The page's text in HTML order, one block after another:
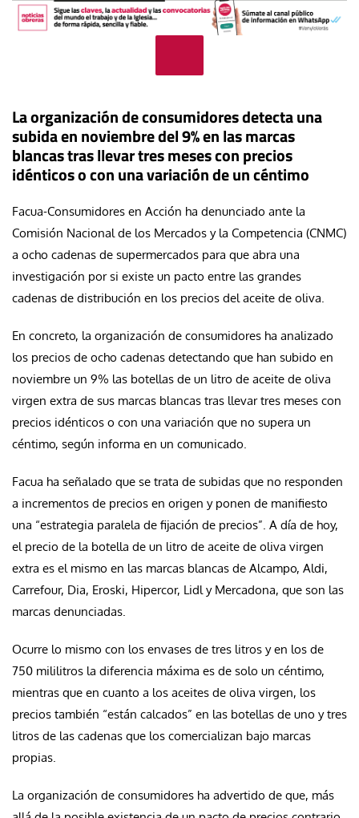
La organización de consumidores detecta una
subida en noviembre del 9% en las marcas
blancas tras llevar tres meses con precios
idénticos o con una variación de un céntimo
Facua-Consumidores en Acción ha denunciado ante la
Comisión Nacional de los Mercados y la Competencia (CNMC)
a ocho cadenas de supermercados para que abra una
investigación por si existe un pacto entre las grandes
cadenas de distribución en los precios del aceite de oliva.
En concreto, la organización de consumidores ha analizado
los precios de ocho cadenas detectando que han subido en
noviembre un 9% las botellas de un litro de aceite de oliva
virgen extra de sus marcas blancas tras llevar tres meses con
precios idénticos o con una variación que no supera un
céntimo, según informa en un comunicado.
Facua ha señalado que se trata de subidas que no responden
a incrementos de precios en origen y ponen de manifiesto
una “estrategia paralela de fijación de precios”. A día de hoy,
el precio de la botella de un litro de aceite de oliva virgen
extra es el mismo en las marcas blancas de Alcampo, Aldi,
Carrefour, Dia, Eroski, Hipercor, Lidl y Mercadona, que son las
marcas denunciadas.
Ocurre lo mismo con los envases de tres litros y en los de
750 mililitros la diferencia máxima es de solo un céntimo,
mientras que en cuanto a los aceites de oliva virgen, los
precios también “están calcados” en las botellas de uno y tres
litros de las cadenas que los comercializan bajo marcas
propias.
La organización de consumidores ha advertido de que, más